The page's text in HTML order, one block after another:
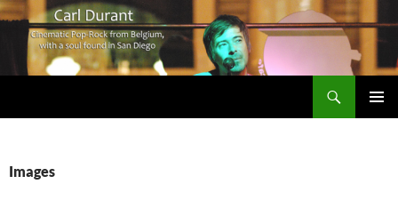
Images